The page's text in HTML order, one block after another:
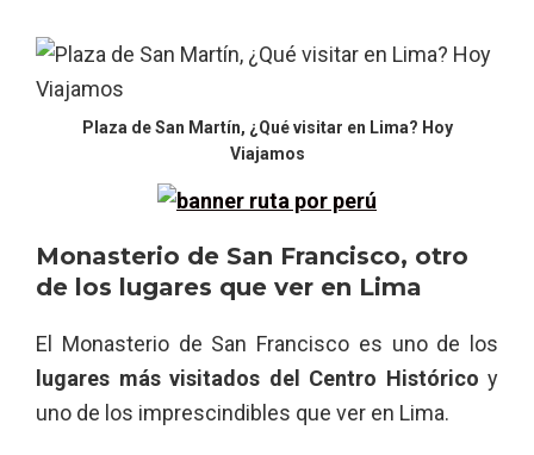
Plaza de San Martín, ¿Qué visitar en Lima? Hoy
Viajamos
Monasterio de San Francisco, otro
de los lugares que ver en Lima
El Monasterio de San Francisco es uno de los
lugares más visitados del Centro Histórico y
uno de los imprescindibles que ver en Lima.